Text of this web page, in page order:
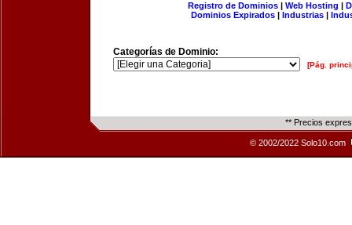
Registro de Dominios| Web Hosting |
Dominios Expirados | Industrias |
Categorías de Dominio:
[Pág.
** Precios
© 2002/2022 Solo10.com